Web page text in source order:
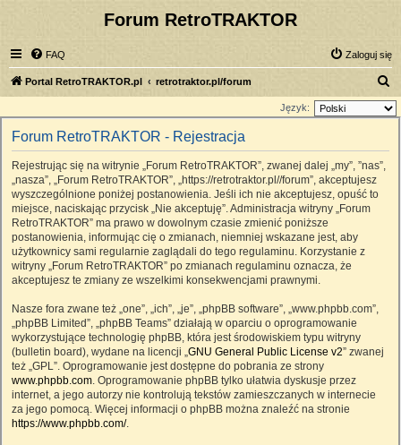
Forum RetroTRAKTOR
FAQ Zaloguj się
Portal RetroTRAKTOR.pl retrotraktor.pl/forum
z
Język:
Forum RetroTRAKTOR - Rejestracja
Rejestrując się na witrynie „Forum RetroTRAKTOR”, zwanej dalej „my”, ”nas”,
„nasza”, „Forum RetroTRAKTOR”, „https://retrotraktor.pl//forum”, akceptujesz
wyszczególnione poniżej postanowienia. Jeśli ich nie akceptujesz, opuść to
miejsce, naciskając przycisk „Nie akceptuję”. Administracja witryny „Forum
RetroTRAKTOR” ma prawo w dowolnym czasie zmienić poniższe
postanowienia, informując cię o zmianach, niemniej wskazane jest, aby
użytkownicy sami regularnie zaglądali do tego regulaminu. Korzystanie z
witryny „Forum RetroTRAKTOR” po zmianach regulaminu oznacza, że
akceptujesz te zmiany ze wszelkimi konsekwencjami prawnymi.
Nasze fora zwane też „one”, „ich”, „je”, „phpBB software”, „www.phpbb.com”,
„phpBB Limited”, „phpBB Teams” działają w oparciu o oprogramowanie
wykorzystujące technologię phpBB, która jest środowiskiem typu witryny
(bulletin board), wydane na licencji „GNU General Public License v2” zwanej
też „GPL”. Oprogramowanie jest dostępne do pobrania ze strony
www.phpbb.com. Oprogramowanie phpBB tylko ułatwia dyskusje przez
internet, a jego autorzy nie kontrolują tekstów zamieszczanych w internecie
za jego pomocą. Więcej informacji o phpBB można znaleźć na stronie
https://www.phpbb.com/.